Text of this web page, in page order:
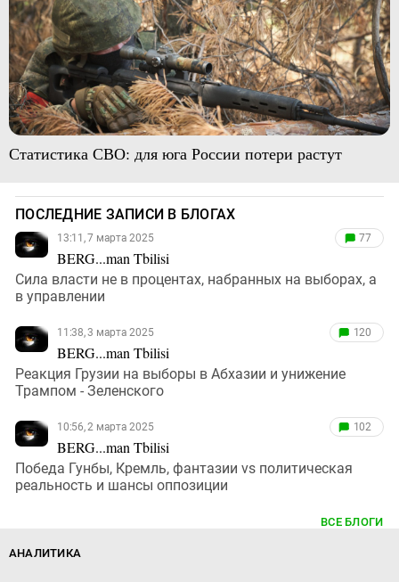
Статистика СВО: для юга России потери растут
ПОСЛЕДНИЕ ЗАПИСИ В БЛОГАХ
13:11, 7 марта 2025
BERG...man Tbilisi
77
Сила власти не в процентах, набранных на выборах, а
в управлении
11:38, 3 марта 2025
BERG...man Tbilisi
120
Реакция Грузии на выборы в Абхазии и унижение
Трампом - Зеленского
10:56, 2 марта 2025
BERG...man Tbilisi
102
Победа Гунбы, Кремль, фантазии vs политическая
реальность и шансы оппозиции
ВСЕ БЛОГИ
АНАЛИТИКА